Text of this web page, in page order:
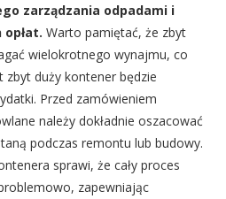
zarządzania odpadami i
Warto pamiętać, że zbyt
wielokrotnego wynajmu, co
duży kontener będzie
Przed zamówieniem
należy dokładnie oszacować
podczas remontu lub budowy.
sprawi, że cały proces
zapewniając